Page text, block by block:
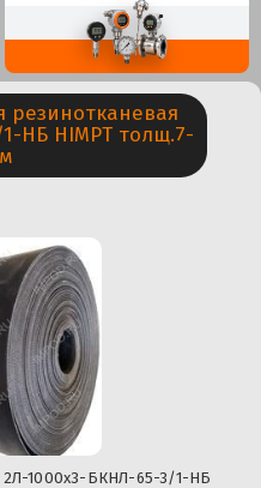
резинотканевая
НБ HIMPT толщ.7-
2Л-1000х3-БКНЛ-65-3/1-НБ